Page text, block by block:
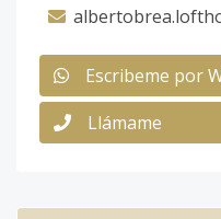
Escribeme por
Llámame